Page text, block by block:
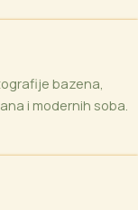
bazena,
i modernih soba.